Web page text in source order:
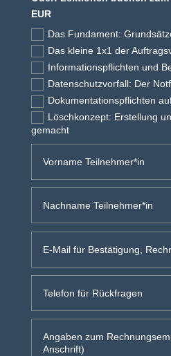
EUR
Das Fundament:
Das kleine 1x1 der
Informationspflichten und
Datenschutzvorfall: Der
Dokumentationspflichten
Löschkonzept: Erstellung
gemacht